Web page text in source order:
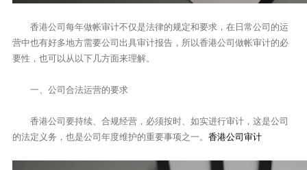
香港公司每年做帐审计不仅是法律的规定和要求，在日常公司的运
营中也有好多地方需要公司出具审计报告，所以香港公司做帐审计的必
要性，也可以从以下几方面来理解。
一、公司合法运营的要求
香港公司要持续、合规经营，必须按时、如实进行审计，这是公司
的法定义务，也是公司年度维护的重要事项之一。 香港公司审计